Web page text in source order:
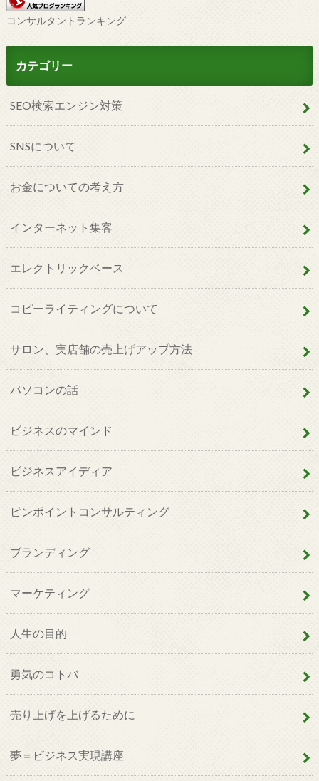
コンサルタントランキング
カテゴリー
SEO検索エンジン対策
SNSについて
お金についての考え方
インターネット集客
エレクトリックベース
コピーライティングについて
サロン、実店舗の売上げアップ方法
パソコンの話
ビジネスのマインド
ビジネスアイディア
ピンポイントコンサルティング
ブランディング
マーケティング
人生の目的
勇気のコトバ
売り上げを上げるために
夢＝ビジネス実現講座